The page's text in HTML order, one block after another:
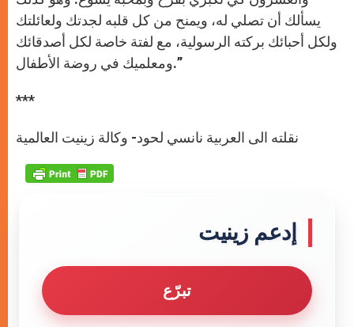
يسألك أن تصلي له، ويمنح من كل قلبه لجدتك ولعائلتك
ولكل أحبائك بركته الرسولية، مع لفتة خاصة لكل أصدقائك
ومعلميك في روضة الأطفال.”
***
نقلته الى العربية نانسي لحود- وكالة زينيت العالمية
إدعم زينيت
تبرّع